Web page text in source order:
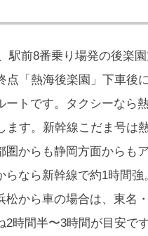
駅前8番乗り場発の後楽
点「熱海後楽園」下車後
ートです。タクシーなら
ます。新幹線こだま号は
圏からも静岡方面からも
らなら新幹線で約1時間強
松から車の場合は、東名
時間半〜3時間が目安です